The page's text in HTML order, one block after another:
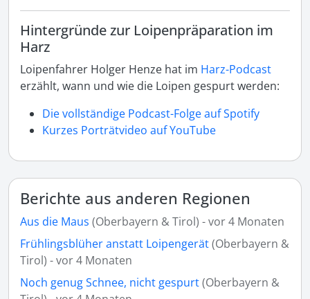
Hintergründe zur Loipenpräparation im
Harz
Loipenfahrer Holger Henze hat im Harz-Podcast
erzählt, wann und wie die Loipen gespurt werden:
Die vollständige Podcast-Folge auf Spotify
Kurzes Porträtvideo auf YouTube
Berichte aus anderen Regionen
Aus die Maus (Oberbayern & Tirol) - vor 4 Monaten
Frühlingsblüher anstatt Loipengerät(Oberbayern &
Tirol) - vor 4 Monaten
Noch genug Schnee, nicht gespurt(Oberbayern &